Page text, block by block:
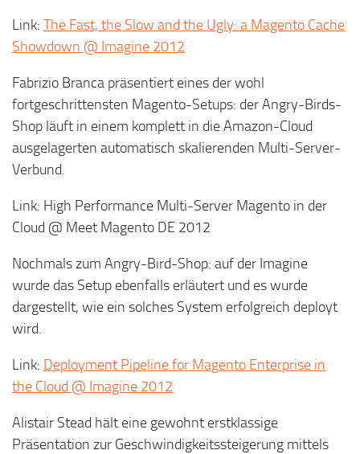
Link: The Fast, the Slow and the Ugly: a Magento Cache
Showdown @ Imagine 2012
Fabrizio Branca präsentiert eines der wohl
fortgeschrittensten Magento-Setups: der Angry-Birds-
Shop läuft in einem komplett in die Amazon-Cloud
ausgelagerten automatisch skalierenden Multi-Server-
Verbund.
Link: High Performance Multi-Server Magento in der
Cloud @ Meet Magento DE 2012
Nochmals zum Angry-Bird-Shop: auf der Imagine
wurde das Setup ebenfalls erläutert und es wurde
dargestellt, wie ein solches System erfolgreich deployt
wird.
Link: Deployment Pipeline for Magento Enterprise in
the Cloud @ Imagine 2012
Alistair Stead hält eine gewohnt erstklassige
Präsentation zur Geschwindigkeitssteigerung mittels